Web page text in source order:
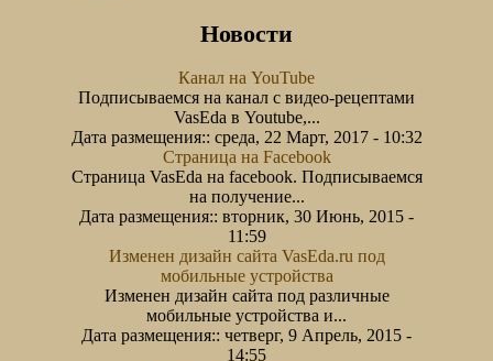
Новости
Канал на YouTube
Подписываемся на канал с видео-рецептами
VasEda в Youtube,...
Дата размещения:: среда, 22 Март, 2017 - 10:32
Страница на Facebook
Страница VasEda на facebook. Подписываемся
на получение...
Дата размещения:: вторник, 30 Июнь, 2015 -
11:59
Изменен дизайн сайта VasEda.ru под
мобильные устройства
Изменен дизайн сайта под различные
мобильные устройства и...
Дата размещения:: четверг, 9 Апрель, 2015 -
14:55